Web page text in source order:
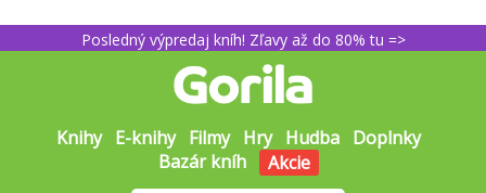
Posledný výpredaj kníh! Zľavy až do 80% tu =>
Knihy E-knihy Filmy Hry Hudba Doplnky
Bazár kníh
Akcie